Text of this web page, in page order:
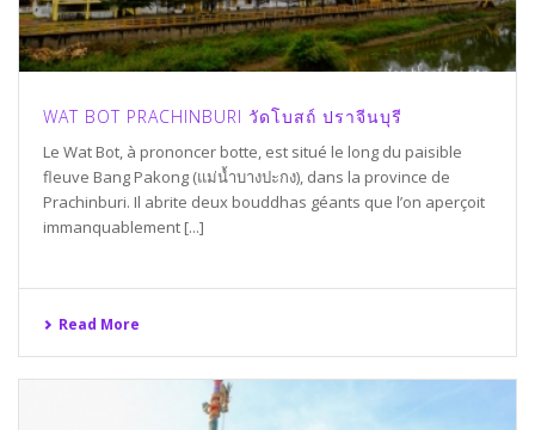
WAT BOT PRACHINBURI วัดโบสถ์ ปราจีนบุรี
Le Wat Bot, à prononcer botte, est situé le long du paisible
fleuve Bang Pakong (แม่น้ำบางปะกง), dans la province de
Prachinburi. Il abrite deux bouddhas géants que l’on aperçoit
immanquablement [...]
Read More